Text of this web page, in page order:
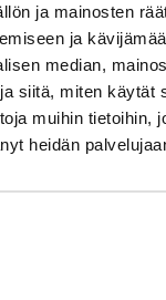
ja mainosten
ja
median,
siitä, miten käytät
muihin tietoihin,
heidän
kopin?
nyt ekakai